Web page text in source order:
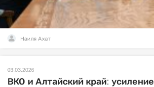
Наиля Ахат
03.03.2026
ВКО и Алтайский край: усиление